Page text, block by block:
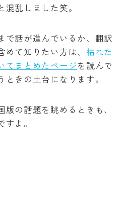
乱しました笑。
で話が進んでいるか、翻訳
て知りたい方は、 枯れた
てまとめたページを読んで
きの土台になります。
の話題を眺めるときも、
よ。